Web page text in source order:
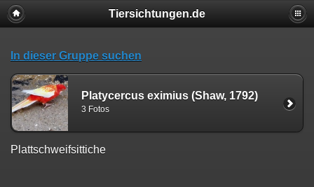
Tiersichtungen.de
In dieser Gruppe suchen
Platycercus eximius (Shaw, 1792)
3 Fotos
Plattschweifsittiche